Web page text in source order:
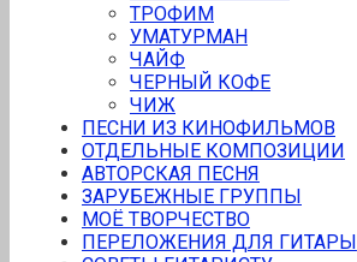
ТРOФИМ
УМАТУРМАН
ЧАЙФ
ЧЕРНЫЙ КОФЕ
ЧИЖ
ПЕСНИ ИЗ КИНОФИЛЬМОВ
ОТДЕЛЬНЫЕ КОМПОЗИЦИИ
АВТОРСКАЯ ПЕСНЯ
ЗАРУБЕЖНЫЕ ГРУППЫ
МОЁ ТВОРЧЕСТВО
ПЕРЕЛОЖЕНИЯ ДЛЯ ГИТАРЫ